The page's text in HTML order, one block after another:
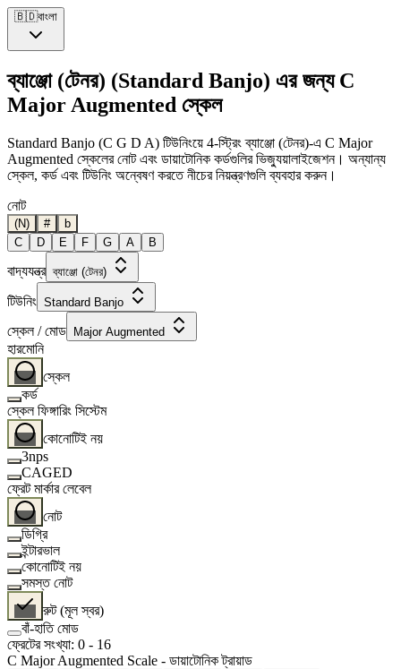
🇧🇩বাংলা
ব্যাঞ্জো (টেনর) (Standard Banjo) এর জন্য C
Major Augmented স্কেল
Standard Banjo (C G D A) টিউনিংয়ে 4-স্ট্রিং ব্যাঞ্জো (টেনর)-এ C Major
Augmented স্কেলের নোট এবং ডায়াটোনিক কর্ডগুলির ভিজ্যুয়ালাইজেশন। অন্যান্য
স্কেল, কর্ড এবং টিউনিং অন্বেষণ করতে নীচের নিয়ন্ত্রণগুলি ব্যবহার করুন।
নোট
(N) #
b
C
D E F G A B
বাদ্যযন্ত্র ব্যাঞ্জো (টেনর)
টিউনিং Standard Banjo
স্কেল / মোড Major Augmented
হারমোনি
স্কেল
কর্ড
স্কেল ফিঙ্গারিং সিস্টেম
কোনোটিই নয়
3nps
CAGED
ফ্রেট মার্কার লেবেল
নোট
ডিগ্রি
ইন্টারভাল
কোনোটিই নয়
সমস্ত নোট
রুট (মূল স্বর)
বাঁ-হাতি মোড
ফ্রেটের সংখ্যা: 0 - 16
C Major Augmented Scale - ডায়াটোনিক ট্রায়াড